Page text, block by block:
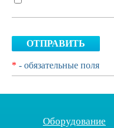
ОТПРАВИТЬ
* - обязательные поля
Оборудование